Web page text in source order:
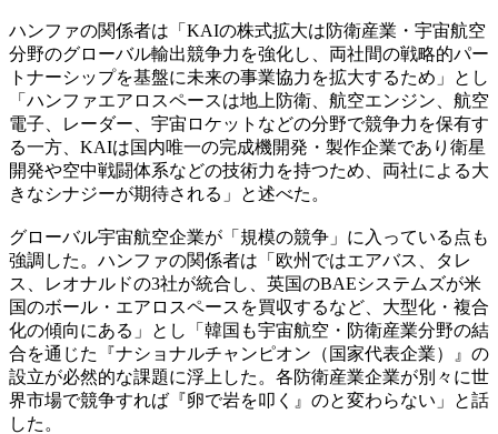
ハンファの関係者は「KAIの株式拡大は防衛産業・宇宙航空
分野のグローバル輸出競争力を強化し、両社間の戦略的パー
トナーシップを基盤に未来の事業協力を拡大するため」とし
「ハンファエアロスペースは地上防衛、航空エンジン、航空
電子、レーダー、宇宙ロケットなどの分野で競争力を保有す
る一方、KAIは国内唯一の完成機開発・製作企業であり衛星
開発や空中戦闘体系などの技術力を持つため、両社による大
きなシナジーが期待される」と述べた。
グローバル宇宙航空企業が「規模の競争」に入っている点も
強調した。ハンファの関係者は「欧州ではエアバス、タレ
ス、レオナルドの3社が統合し、英国のBAEシステムズが米
国のボール・エアロスペースを買収するなど、大型化・複合
化の傾向にある」とし「韓国も宇宙航空・防衛産業分野の結
合を通じた『ナショナルチャンピオン（国家代表企業）』の
設立が必然的な課題に浮上した。各防衛産業企業が別々に世
界市場で競争すれば『卵で岩を叩く』のと変わらない」と話
した。